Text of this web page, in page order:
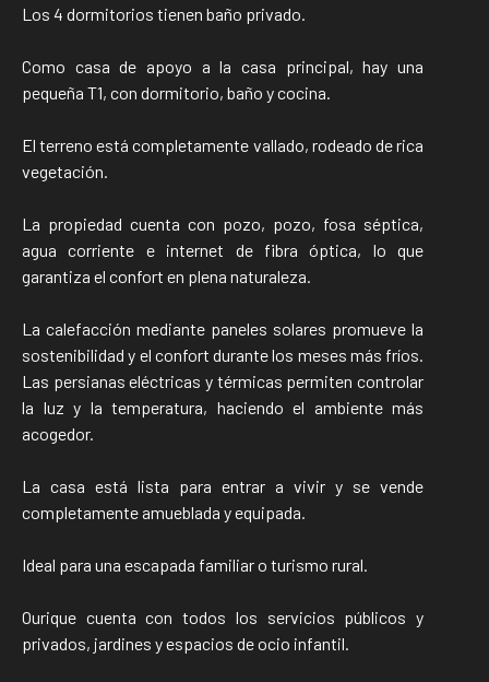
Los 4 dormitorios tienen baño privado.
Como casa de apoyo a la casa principal, hay una
pequeña T1, con dormitorio, baño y cocina.
El terreno está completamente vallado, rodeado de rica
vegetación.
La propiedad cuenta con pozo, pozo, fosa séptica,
agua corriente e internet de fibra óptica, lo que
garantiza el confort en plena naturaleza.
La calefacción mediante paneles solares promueve la
sostenibilidad y el confort durante los meses más fríos.
Las persianas eléctricas y térmicas permiten controlar
la luz y la temperatura, haciendo el ambiente más
acogedor.
La casa está lista para entrar a vivir y se vende
completamente amueblada y equipada.
Ideal para una escapada familiar o turismo rural.
Ourique cuenta con todos los servicios públicos y
privados, jardines y espacios de ocio infantil.